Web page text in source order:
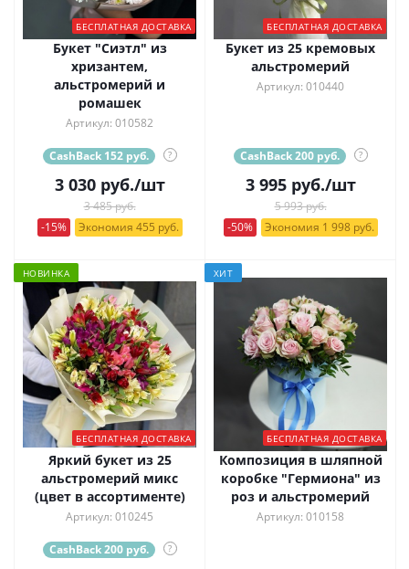
БЕСПЛАТНАЯ ДОСТАВКА
Букет "Сиэтл" из
хризантем,
альстромерий и
ромашек
Артикул: 010582
CashBack 152 руб. ?
3 030руб./шт
3 485 руб.
-15%
Экономия 455 руб.
БЕСПЛАТНАЯ ДОСТАВКА
Букет из 25 кремовых
альстромерий
Артикул: 010440
CashBack 200 руб. ?
3 995руб./шт
5 993 руб.
-50%
Экономия 1 998 руб.
НОВИНКА
БЕСПЛАТНАЯ ДОСТАВКА
Яркий букет из 25
альстромерий микс
(цвет в ассортименте)
Артикул: 010245
CashBack 200 руб. ?
ХИТ
БЕСПЛАТНАЯ ДОСТАВКА
Композиция в шляпной
коробке "Гермиона" из
роз и альстромерий
Артикул: 010158